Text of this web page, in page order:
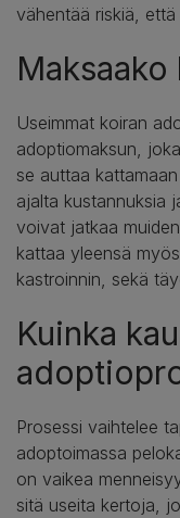
vähentää riskiä,
Useimmat koiran
adoptiomaksun,
se auttaa
ajalta kustannuksia
voivat jatkaa
kattaa yleensä
kastroinnin, sekä
Kuinka
Prosessi vaihtelee
adoptoimassa
on vaikea
sitä useita kertoja,